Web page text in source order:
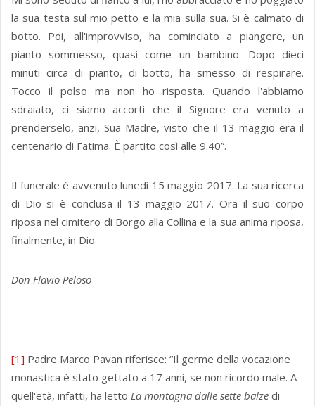
la sua testa sul mio petto e la mia sulla sua. Si è calmato di
botto. Poi, all'improvviso, ha cominciato a piangere, un
pianto sommesso, quasi come un bambino. Dopo dieci
minuti circa di pianto, di botto, ha smesso di respirare.
Tocco il polso ma non ho risposta. Quando l'abbiamo
sdraiato, ci siamo accorti che il Signore era venuto a
prenderselo, anzi, Sua Madre, visto che il 13 maggio era il
centenario di Fatima. È partito così alle 9.40”.
Il funerale è avvenuto lunedì 15 maggio 2017. La sua ricerca
di Dio si è conclusa il 13 maggio 2017. Ora il suo corpo
riposa nel cimitero di Borgo alla Collina e la sua anima riposa,
finalmente, in Dio.
Don Flavio Peloso
[1] Padre Marco Pavan riferisce: “Il germe della vocazione
monastica è stato gettato a 17 anni, se non ricordo male. A
quell'età, infatti, ha letto La montagna dalle sette balze di